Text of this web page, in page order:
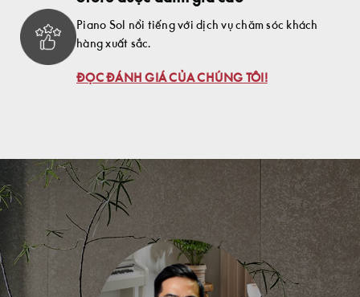
Piano Sol nổi tiếng với dịch vụ chăm sóc khách
hàng xuất sắc.
ĐỌC ĐÁNH GIÁ CỦA CHÚNG TÔI!